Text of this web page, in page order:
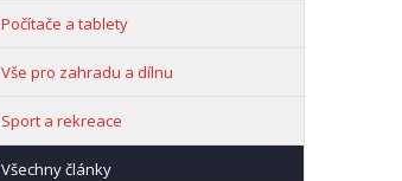
Počítače a tablety
Vše pro zahradu a dílnu
Sport a rekreace
Všechny články